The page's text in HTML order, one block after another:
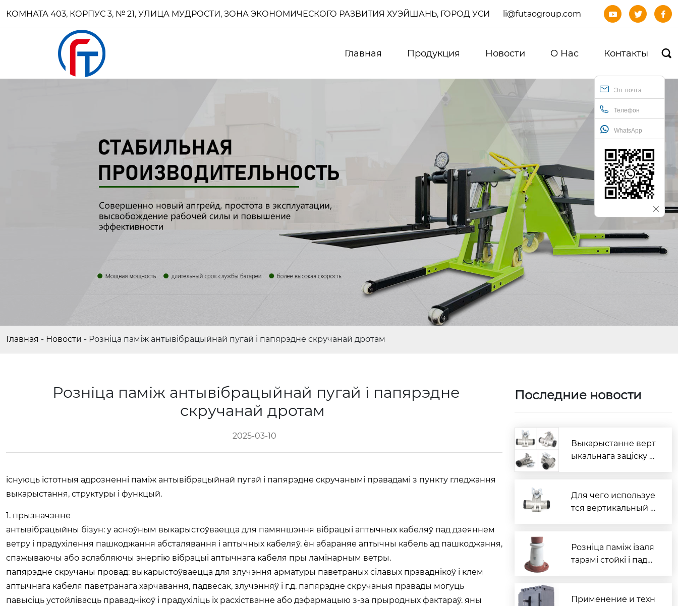
КОМНАТА 403, КОРПУС 3, № 21, УЛИЦА МУДРОСТИ, ЗОНА ЭКОНОМИЧЕСКОГО РАЗВИТИЯ ХУЭЙШАНЬ, ГОРОД УСИ li@futaogroup.com   
Главная Продукция Новости О Нас Контакты 
Эл. почта
Телефон
WhatsApp
Главная - Новости - Розніца паміж антывібрацыйнай пугай і папярэдне скручанай дротам
Розніца паміж антывібрацыйнай пугай і папярэдне
скручанай дротам
2025-03-10
існуюць істотныя адрозненні паміж антывібрацыйнай пугай і папярэдне скручанымі правадамі з пункту гледжання
выкарыстання, структуры і функцый.
1. прызначэнне
‌антывібрацыйны бізун‌: у асноўным выкарыстоўваецца для памяншэння вібрацыі аптычных кабеляў пад дзеяннем
ветру і прадухілення пашкоджання абсталявання і аптычных кабеляў. ён абараняе аптычны кабель ад пашкоджання,
спажываючы або аслабляючы энергію вібрацыі аптычнага кабеля пры ламінарным ветры.
папярэдне скручаны провад: выкарыстоўваецца для злучэння арматуры паветраных сілавых праваднікоў і клем
аптычнага кабеля паветранага харчавання, падвесак, злучэнняў і г.д. папярэдне скручаныя правады могуць
павысіць устойлівасць праваднікоў і прадухіліць іх расхістванне або дэфармацыю з-за прыродных фактараў. яны
Последние новости
Выкарыстанне верт
ыкальнага заціску д
Для чего используе
тся вертикальный з
Розніца паміж ізаля
тарамі стойкі і падв
Применение и техн